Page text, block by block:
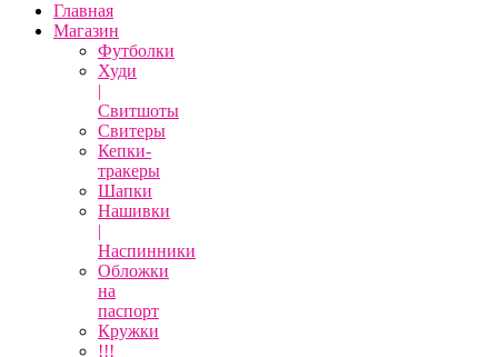
Главная
Магазин
Футболки
Худи
|
Свитшоты
Свитеры
Кепки-
тракеры
Шапки
Нашивки
|
Наспинники
Обложки
на
паспорт
Кружки
!!!